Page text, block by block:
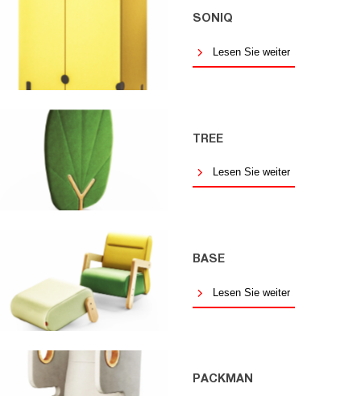
SONIQ
Lesen Sie weiter
TREE
Lesen Sie weiter
BASE
Lesen Sie weiter
PACKMAN